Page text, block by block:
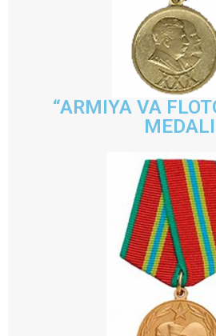
“ARMIYA VA
MEDALI